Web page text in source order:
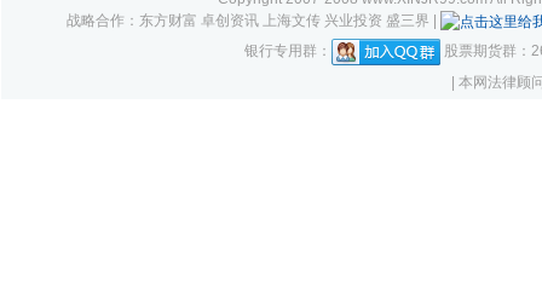
战略合作：东方财富 卓创资讯 上海文传 兴业投资 盛三界 |
银行专用群：
股票期货群：
| 本网法律顾